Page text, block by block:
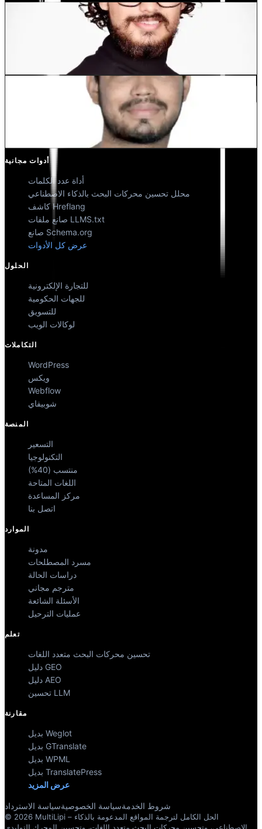
شريك مؤسس @MultiLipi
أدوات مجانية
أداة عدد الكلمات
محلل تحسين محركات البحث بالذكاء الاصطناعي
كاشف Hreflang
صانع ملفات LLMS.txt
صانع Schema.org
عرض كل الأدوات
الحلول
للتجارة الإلكترونية
للجهات الحكومية
للتسويق
لوكالات الويب
التكاملات
WordPress
ويكس
Webflow
شوبيفاي
المنصة
التسعير
التكنولوجيا
منتسب (40%)
اللغات المتاحة
مركز المساعدة
اتصل بنا
الموارد
مدونة
مسرد المصطلحات
دراسات الحالة
مترجم مجاني
الأسئلة الشائعة
عمليات الترحيل
تعلم
تحسين محركات البحث متعدد اللغات
دليل GEO
دليل AEO
تحسين LLM
مقارنة
بديل Weglot
بديل GTranslate
بديل WPML
بديل TranslatePress
عرض المزيد
شروط الخدمةسياسة الخصوصيةسياسة الاسترداد
© 2026 MultiLipi – الحل الكامل لترجمة المواقع المدعومة بالذكاء
الاصطناعي، وتحسين محركات البحث متعدد اللغات، وتحسين المحرك التوليدي